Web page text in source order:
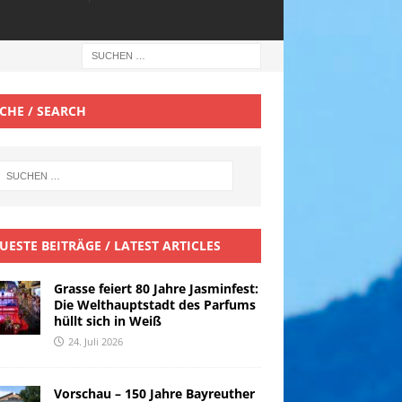
/ SEARCH
BEITRÄGE / LATEST ARTICLES
Grasse feiert 80 Jahre Jasminfest:
Die Welthauptstadt des Parfums
hüllt sich in Weiß
24. Juli 2026
Vorschau – 150 Jahre Bayreuther